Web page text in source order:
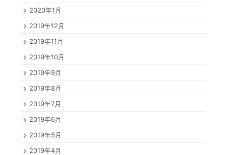
2020年1月
2019年12月
2019年11月
2019年10月
2019年9月
2019年8月
2019年7月
2019年6月
2019年5月
2019年4月